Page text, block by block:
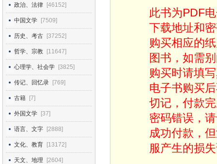
政治、法律 [46152]
中国文学 [7509]
历史、考古 [37252]
哲学、宗教 [11647]
心理学、社会学 [3825]
传记、回忆录 [769]
古籍 [7]
外国文学 [37]
语言、文字 [2888]
文化、教育 [13172]
天文、地理 [2604]
此书为PDF
下载地址和
购买相应的
图书，如需
购买时请填
电子书购买
切记，付款
密码错误，
成功付款，
服产生的损